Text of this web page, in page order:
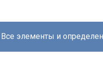
Все элементы и